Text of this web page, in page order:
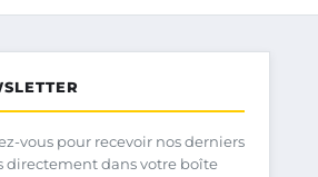
vous pour recevoir nos derniers
directement dans votre boîte